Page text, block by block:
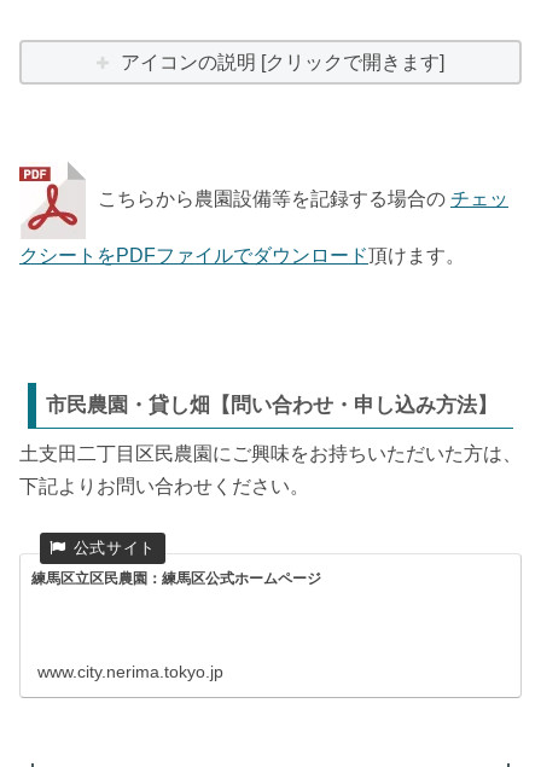
アイコンの説明 [クリックで開きます]
こちらから農園設備等を記録する場合の チェッ
クシートをPDFファイルでダウンロード頂けます。
市民農園・貸し畑【問い合わせ・申し込み方法】
土支田二丁目区民農園にご興味をお持ちいただいた方は、
下記よりお問い合わせください。
練馬区立区民農園：練馬区公式ホームページ
www.city.nerima.tokyo.jp